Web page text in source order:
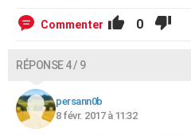
Commenter 0
RÉPONSE 4 / 9
persann0b
8 févr. 2017 à 11:32